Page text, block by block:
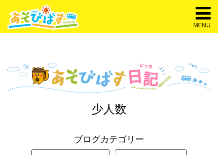
MENU
少人数
ブログカテゴリー